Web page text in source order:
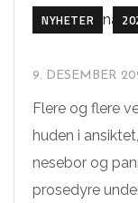
NYHETER
9. DESEMBER
Flere og flere
huden i
nesebor og
prosedyre